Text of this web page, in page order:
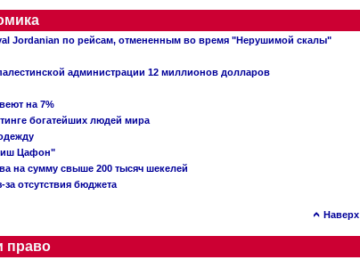
Jordanian по рейсам, отмененным во время "Нерушимой скалы"
администрации 12 миллионов долларов
на 7%
богатейших людей мира
Цафон"
на сумму свыше 200 тысяч шекелей
отсутствия бюджета
Наверх
право